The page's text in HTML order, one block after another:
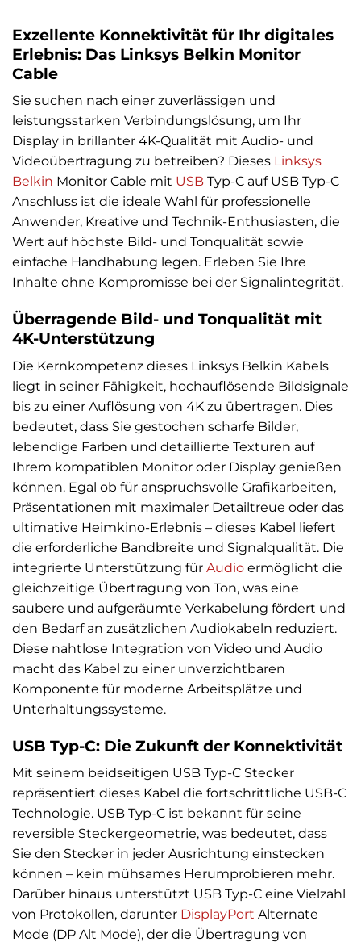
Exzellente Konnektivität für Ihr digitales
Erlebnis: Das Linksys Belkin Monitor
Cable
Sie suchen nach einer zuverlässigen und
leistungsstarken Verbindungslösung, um Ihr
Display in brillanter 4K-Qualität mit Audio- und
Videoübertragung zu betreiben? Dieses Linksys
Belkin Monitor Cable mit USB Typ-C auf USB Typ-C
Anschluss ist die ideale Wahl für professionelle
Anwender, Kreative und Technik-Enthusiasten, die
Wert auf höchste Bild- und Tonqualität sowie
einfache Handhabung legen. Erleben Sie Ihre
Inhalte ohne Kompromisse bei der Signalintegrität.
Überragende Bild- und Tonqualität mit
4K-Unterstützung
Die Kernkompetenz dieses Linksys Belkin Kabels
liegt in seiner Fähigkeit, hochauflösende Bildsignale
bis zu einer Auflösung von 4K zu übertragen. Dies
bedeutet, dass Sie gestochen scharfe Bilder,
lebendige Farben und detaillierte Texturen auf
Ihrem kompatiblen Monitor oder Display genießen
können. Egal ob für anspruchsvolle Grafikarbeiten,
Präsentationen mit maximaler Detailtreue oder das
ultimative Heimkino-Erlebnis – dieses Kabel liefert
die erforderliche Bandbreite und Signalqualität. Die
integrierte Unterstützung für Audio ermöglicht die
gleichzeitige Übertragung von Ton, was eine
saubere und aufgeräumte Verkabelung fördert und
den Bedarf an zusätzlichen Audiokabeln reduziert.
Diese nahtlose Integration von Video und Audio
macht das Kabel zu einer unverzichtbaren
Komponente für moderne Arbeitsplätze und
Unterhaltungssysteme.
USB Typ-C: Die Zukunft der Konnektivität
Mit seinem beidseitigen USB Typ-C Stecker
repräsentiert dieses Kabel die fortschrittliche USB-C
Technologie. USB Typ-C ist bekannt für seine
reversible Steckergeometrie, was bedeutet, dass
Sie den Stecker in jeder Ausrichtung einstecken
können – kein mühsames Herumprobieren mehr.
Darüber hinaus unterstützt USB Typ-C eine Vielzahl
von Protokollen, darunter DisplayPort Alternate
Mode (DP Alt Mode), der die Übertragung von